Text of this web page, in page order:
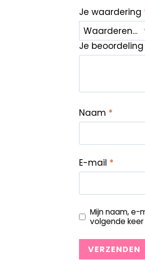
Je waardering
Je beoordeling
Naam *
E-mail *
Mijn naam, e-
volgende